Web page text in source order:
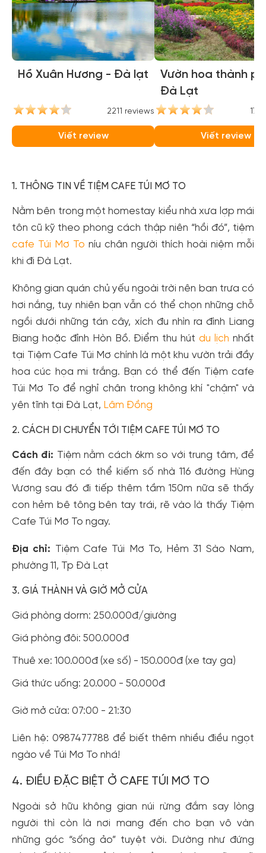
Hồ Xuân Hương - Đà lạt
2211 reviews
Viết review
Vườn hoa thành
Đà Lạt
Viết review
1. THÔNG TIN VỀ TIỆM CAFE TÚI MƠ TO
Nằm bên trong một homestay kiểu nhà xưa lợp mái
tôn cũ kỹ theo phong cách thập niên “hồi đó”, tiệm
cafe Túi Mơ To níu chân người thích hoài niệm mỗi
khi đi Đà Lạt.
Không gian quán chủ yếu ngoài trời nên ban trưa có
hơi nắng, tuy nhiên bạn vẫn có thể chọn những chỗ
ngồi dưới những tán cây, xích đu nhìn ra đình Liang
Biang hoặc đỉnh Hòn Bồ. Điểm thu hútdu lịch nhất
tại Tiệm Cafe Túi Mơ chính là một khu vườn trải đầy
hoa cúc họa mi trắng. Bạn có thể đến Tiệm cafe
Túi Mơ To để nghỉ chân trong không khí "chậm" và
yên tĩnh tại Đà Lạt, Lâm Đồng
2. CÁCH DI CHUYỂN TỚI TIỆM CAFE TÚI MƠ TO
Cách đi: Tiệm nằm cách 6km so với trung tâm, để
đến đây bạn có thể kiếm số nhà 116 đường Hùng
Vương sau đó đi tiếp thêm tầm 150m nữa sẽ thấy
con hẻm bê tông bên tay trái, rẽ vào là thấy Tiệm
Cafe Túi Mơ To ngay.
Địa chỉ: Tiệm Cafe Túi Mơ To, Hẻm 31 Sào Nam,
phường 11, Tp Đà Lạt
3. GIÁ THÀNH VÀ GIỜ MỞ CỬA
Giá phòng dorm: 250.000đ/giường
Giá phòng đôi: 500.000đ
Thuê xe: 100.000đ (xe số) - 150.000đ (xe tay ga)
Giá thức uống: 20.000 - 50.000đ
Giờ mở cửa: 07:00 - 21:30
Liên hệ: 0987477788 để biết thêm nhiều điều ngọt
ngào về Túi Mơ To nhá!
4. ĐIỀU ĐẶC BIỆT Ở CAFE TÚI MƠ TO
Ngoài sở hữu không gian núi rừng đắm say lòng
người thì còn là nơi mang đến cho bạn vô vàn
những góc “sống ảo” tuyệt vời. Dường như đứng